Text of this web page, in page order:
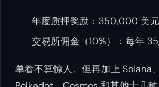
年度质押奖励：350,000 美元
交易所佣金（10%）：每年
单看不算惊人。但再加上 Solana